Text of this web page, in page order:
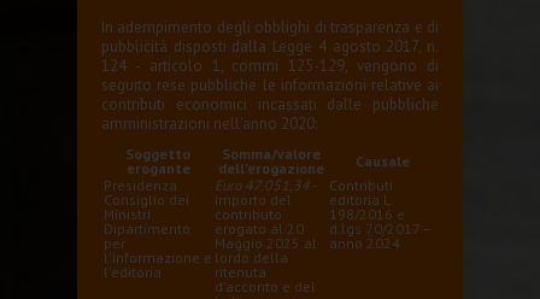
In adempimento degli obblighi di trasparenza e di
pubblicità disposti dalla Legge 4 agosto 2017, n.
124 - articolo 1, commi 125-129, vengono di
seguito rese pubbliche le informazioni relative ai
contributi economici incassati dalle pubbliche
amministrazioni nell'anno 2020:
Soggetto
erogante
Somma/valore
dell'erogazione
Causale
Presidenza
Consiglio dei
Ministri
Dipartimento
per
l'informazione e
l'editoria
Euro 47.051,34 -
importo del
contributo
erogato al 20
Maggio 2025 al
lordo della
ritenuta
d'acconto e del
Contributi
editoria L.
198/2016 e
d.lgs 70/2017 –
anno 2024